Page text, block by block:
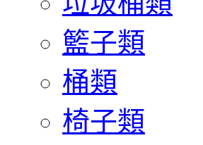
籃子類
桶類
椅子類